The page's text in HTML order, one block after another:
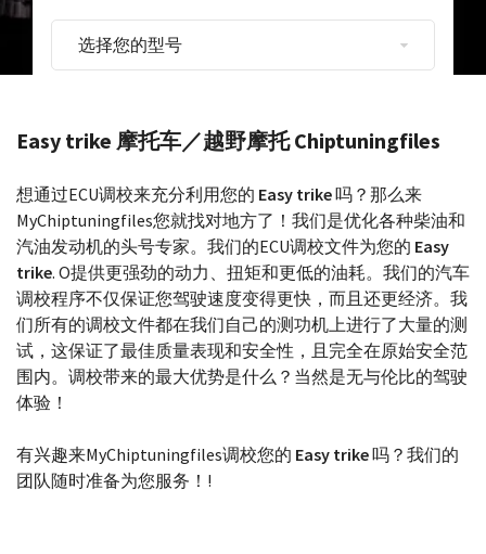
选择您的型号
Easy trike 摩托车／越野摩托 Chiptuningfiles
想通过ECU调校来充分利用您的 Easy trike吗？那么来
MyChiptuningfiles您就找对地方了！我们是优化各种柴油和
汽油发动机的头号专家。我们的ECU调校文件为您的 Easy
trike. O提供更强劲的动力、扭矩和更低的油耗。我们的汽车
调校程序不仅保证您驾驶速度变得更快，而且还更经济。我
们所有的调校文件都在我们自己的测功机上进行了大量的测
试，这保证了最佳质量表现和安全性，且完全在原始安全范
围内。调校带来的最大优势是什么？当然是无与伦比的驾驶
体验！
有兴趣来MyChiptuningfiles调校您的 Easy trike吗？我们的
团队随时准备为您服务！!